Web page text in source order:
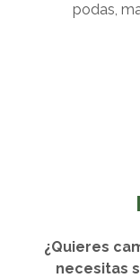
podas,
¿Quieres
necesitas